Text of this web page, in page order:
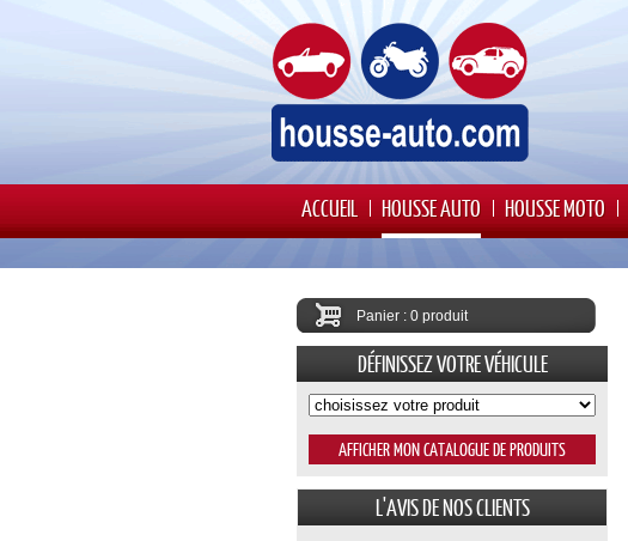
ACCUEIL HOUSSE AUTO HOUSSE MOTO
Panier : 0 produit
DÉFINISSEZ VOTRE VÉHICULE
L'AVIS DE NOS CLIENTS